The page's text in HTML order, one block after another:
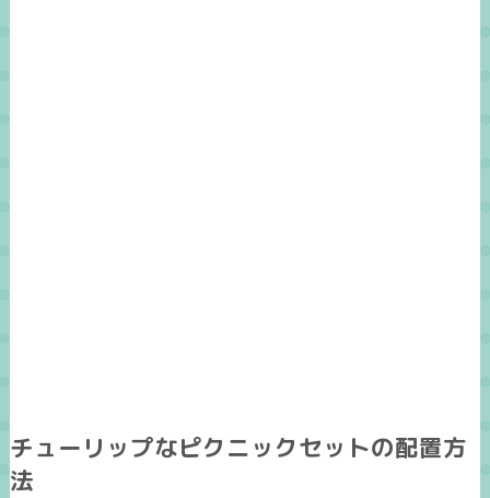
チューリップなピクニックセットの配置方
法